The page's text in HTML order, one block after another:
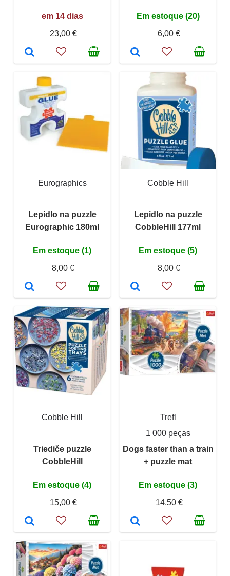
em 14 dias
23,00 €
Em estoque (20)
6,00 €
Eurographics
Lepidlo na puzzle
Eurographic 180ml
Em estoque (1)
8,00 €
Cobble Hill
Lepidlo na puzzle
CobbleHill 177ml
Em estoque (5)
8,00 €
Cobble Hill
Triediče puzzle
CobbleHill
Em estoque (4)
15,00 €
Trefl
1 000 peças
Dogs faster than a train
+ puzzle mat
Em estoque (3)
14,50 €